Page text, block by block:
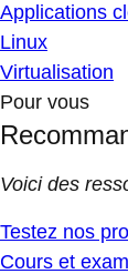
Applications
Linux
Virtualisation
Pour vous
Voici des
Testez nos
Cours et